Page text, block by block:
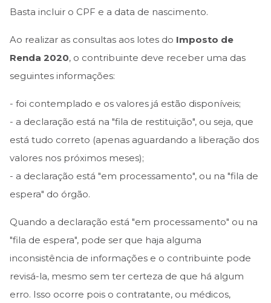
Basta incluir o CPF e a data de nascimento.
Ao realizar as consultas aos lotes do Imposto de
Renda 2020, o contribuinte deve receber uma das
seguintes informações:
- foi contemplado e os valores já estão disponíveis;
- a declaração está na "fila de restituição", ou seja, que
está tudo correto (apenas aguardando a liberação dos
valores nos próximos meses);
- a declaração está "em processamento", ou na "fila de
espera" do órgão.
Quando a declaração está "em processamento" ou na
"fila de espera", pode ser que haja alguma
inconsistência de informações e o contribuinte pode
revisá-la, mesmo sem ter certeza de que há algum
erro. Isso ocorre pois o contratante, ou médicos,